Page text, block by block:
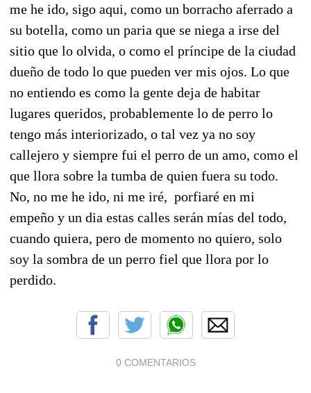
me he ido, sigo aqui, como un borracho aferrado a
su botella, como un paria que se niega a irse del
sitio que lo olvida, o como el príncipe de la ciudad
dueño de todo lo que pueden ver mis ojos. Lo que
no entiendo es como la gente deja de habitar
lugares queridos, probablemente lo de perro lo
tengo más interiorizado, o tal vez ya no soy
callejero y siempre fui el perro de un amo, como el
que llora sobre la tumba de quien fuera su todo.
No, no me he ido, ni me iré, porfiaré en mi
empeño y un dia estas calles serán mías del todo,
cuando quiera, pero de momento no quiero, solo
soy la sombra de un perro fiel que llora por lo
perdido.
0 COMENTARIOS